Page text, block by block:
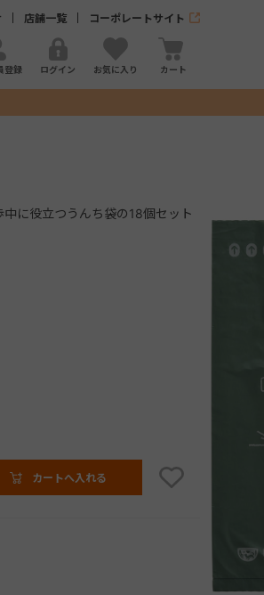
店舗一覧 コーポレートサイト
登録 ログイン お気に入り カート
に役立つうんち袋の18個セット
カートへ入れる